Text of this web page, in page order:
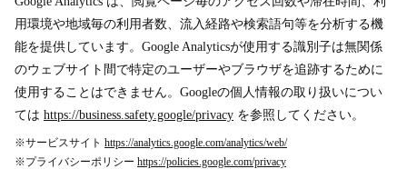
用環境や地域毎の利用者数、流入経路や検索語句等を分析する機
能を提供しています。Google Analyticsが使用する識別子は無関係
のウェブサイト間で特定のユーザーやブラウザを追跡するために
使用することはできません。Googleの個人情報の取り扱いについ
ては https://business.safety.google/privacy を参照してください。
※サービスサイト https://analytics.google.com/analytics/web/
※プライバシーポリシー https://policies.google.com/privacy